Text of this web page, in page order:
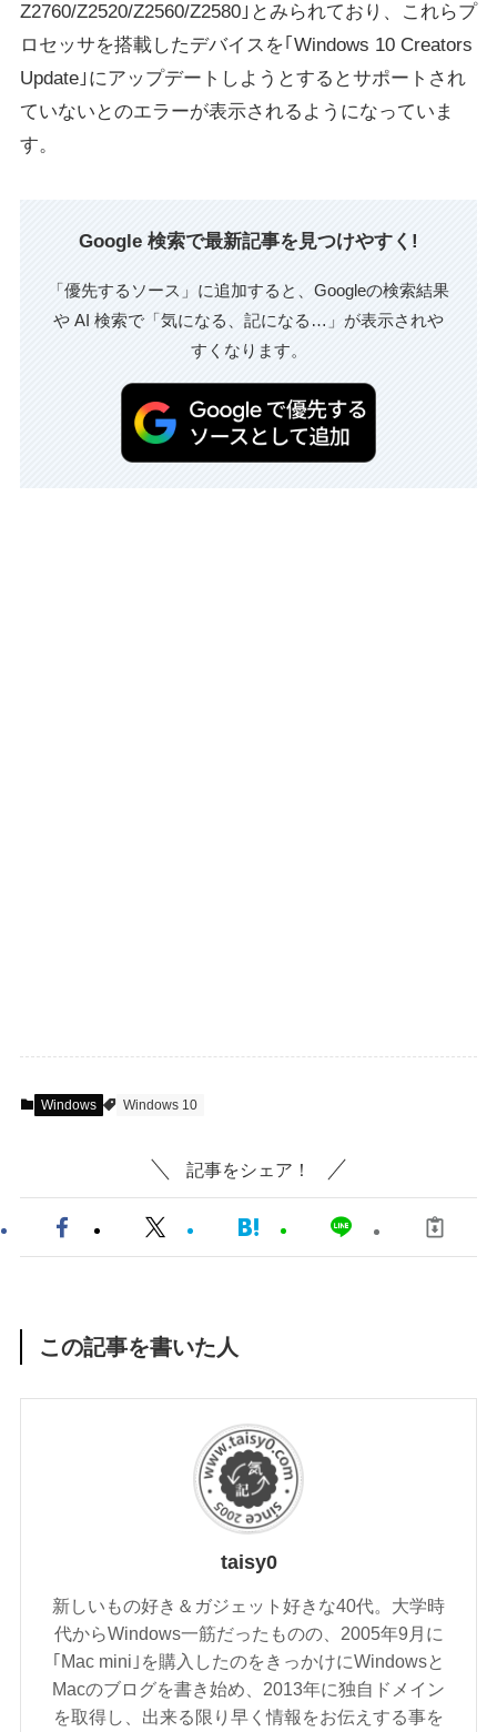
Z2760/Z2520/Z2560/Z2580｣とみられており、これらプ
ロセッサを搭載したデバイスを｢Windows 10 Creators
Update｣にアップデートしようとするとサポートされ
ていないとのエラーが表示されるようになっていま
す。
Google 検索で最新記事を見つけやすく!
「優先するソース」に追加すると、Googleの検索結果
や AI 検索で「気になる、記になる…」が表示されや
すくなります。
Windows Windows 10
記事をシェア！
この記事を書いた人
taisy0
新しいもの好き＆ガジェット好きな40代。大学時
代からWindows一筋だったものの、2005年9月に
｢Mac mini｣を購入したのをきっかけにWindowsと
Macのブログを書き始め、2013年に独自ドメイン
を取得し、出来る限り早く情報をお伝えする事を